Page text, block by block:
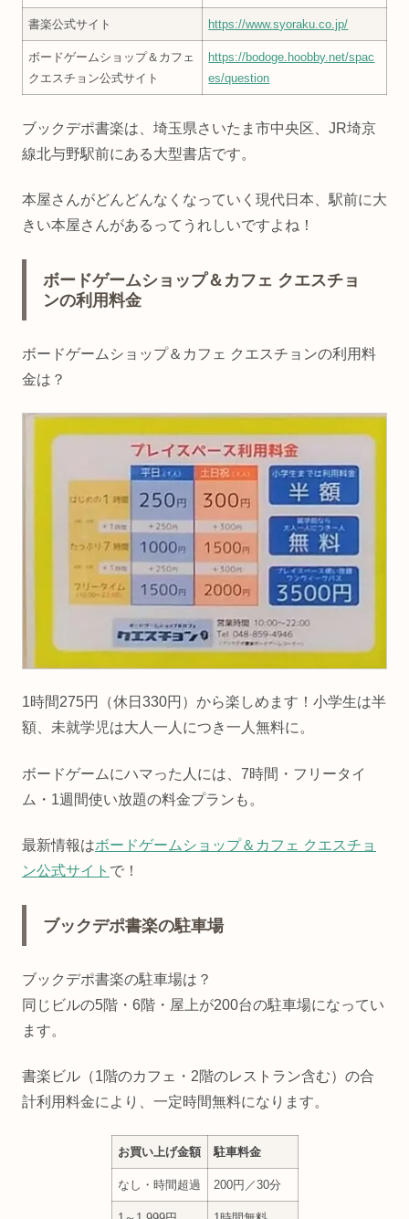
書楽公式サイト https://www.syoraku.co.jp/
ボードゲームショップ＆カフェ
クエスチョン公式サイト
https://bodoge.hoobby.net/spac
es/question
ブックデポ書楽は、埼玉県さいたま市中央区、JR埼京
線北与野駅前にある大型書店です。
本屋さんがどんどんなくなっていく現代日本、駅前に大
きい本屋さんがあるってうれしいですよね！
ボードゲームショップ＆カフェ クエスチョ
ンの利用料金
ボードゲームショップ＆カフェ クエスチョンの利用料
金は？
1時間275円（休日330円）から楽しめます！小学生は半
額、未就学児は大人一人につき一人無料に。
ボードゲームにハマった人には、7時間・フリータイ
ム・1週間使い放題の料金プランも。
最新情報はボードゲームショップ＆カフェ クエスチョ
ン公式サイト で！
ブックデポ書楽の駐車場
ブックデポ書楽の駐車場は？
同じビルの5階・6階・屋上が200台の駐車場になってい
ます。
書楽ビル（1階のカフェ・2階のレストラン含む）の合
計利用料金により、一定時間無料になります。
お買い上げ金額 駐車料金
なし・時間超過 200円／30分